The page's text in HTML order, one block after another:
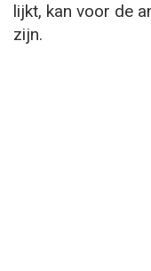
lijkt, kan voor de
zijn.